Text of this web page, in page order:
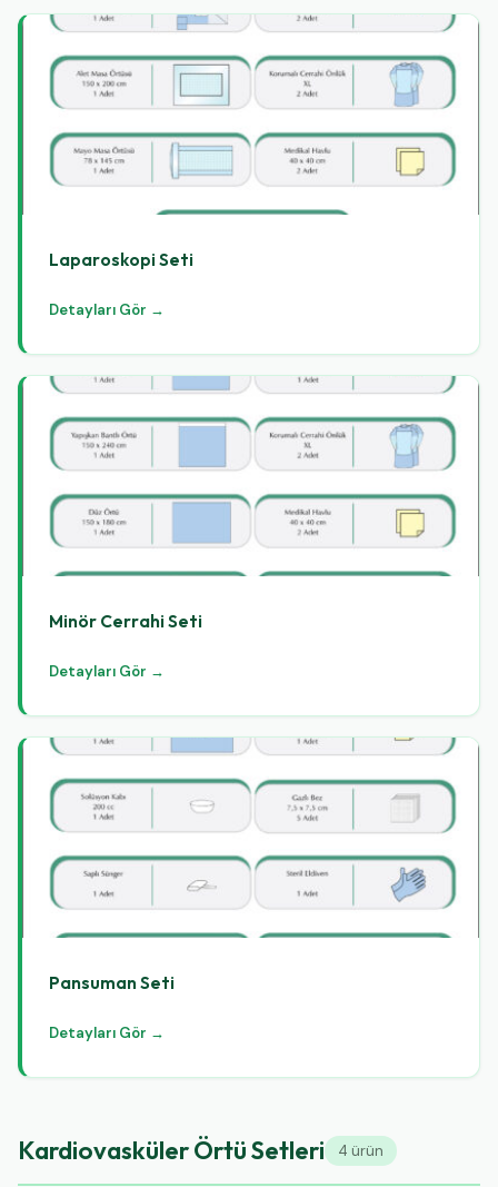
Laparoskopi Seti
Detayları Gör →
Minör Cerrahi Seti
Detayları Gör →
Pansuman Seti
Detayları Gör →
Kardiovasküler Örtü Setleri 4 ürün